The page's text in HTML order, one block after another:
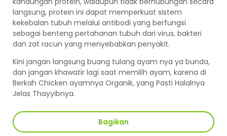
langsung, protein ini dapat memperkuat sistem
kekebalan tubuh melalui antibodi yang berfungsi
sebagai benteng pertahanan tubuh dari virus, bakteri
dan zat racun yang menyebabkan penyakit.
Kini jangan langsung buang tulang ayam nya ya bunda,
dan jangan khawatir lagi saat memilih ayam, karena di
Berkah Chicken ayamnya Organik, yang Pasti Halalnya
Jelas Thayyibnya.
Bagikan